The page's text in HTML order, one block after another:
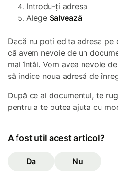
Introdu-ți adresa
Alege Salvează
Dacă nu poți edita adresa pe
că avem nevoie de un
mai întâi. Vom avea nevoie
să indice noua adresă de
După ce ai documentul, te
pentru a te putea ajuta cu
A fost util acest articol?
Da Nu